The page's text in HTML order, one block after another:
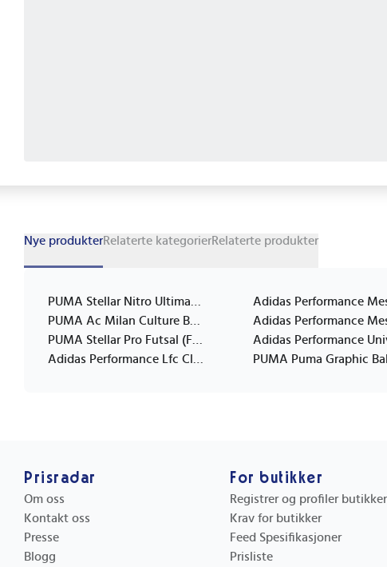
Nye produkterRelaterte kategorierRelaterte produkter
Prisradar
Om oss
Kontakt oss
Presse
Blogg
For butikker
Registrer og profiler
Krav for butikker
Feed Spesifikasjoner
Prisliste